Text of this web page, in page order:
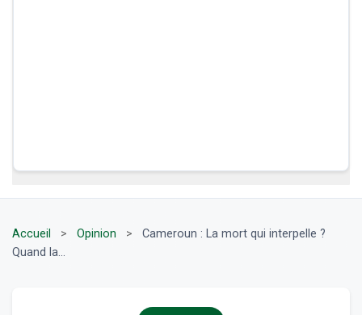
Accueil > Opinion >
Cameroun : La mort qui interpelle ?
Quand la...